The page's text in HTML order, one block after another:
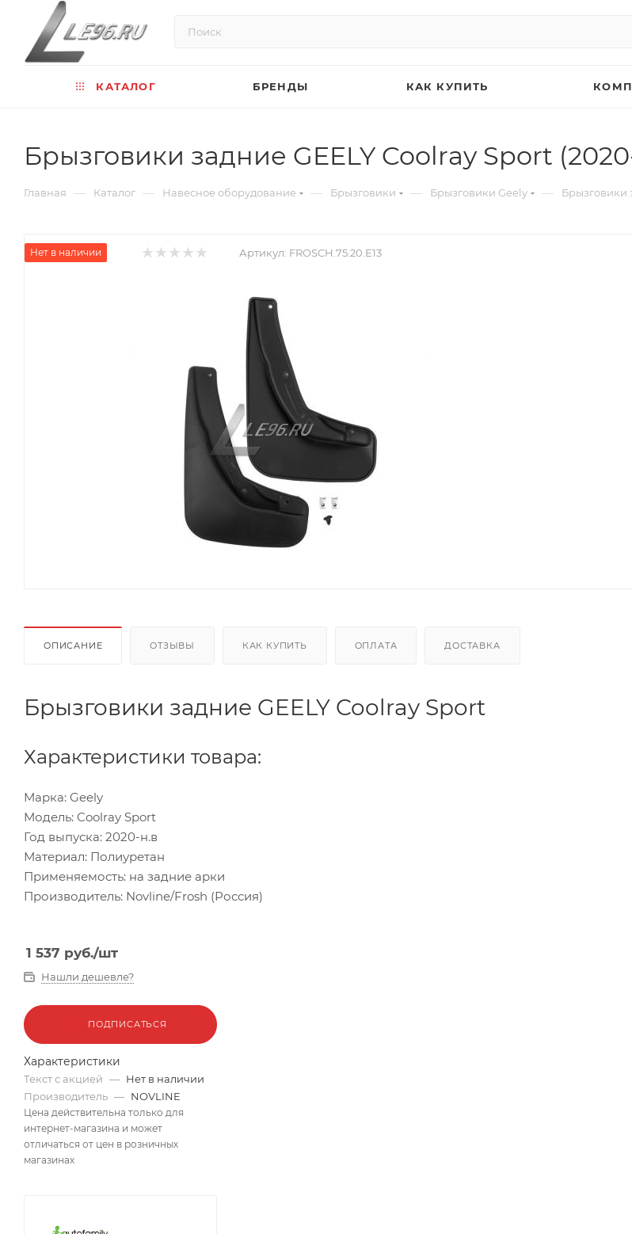
КАТАЛОГ БРЕНДЫ КАК КУПИТЬ
Брызговики задние GEELY Coolray Sport
Главная — Каталог — Навесное оборудование — Брызговики — Брызговики Geely — Брызговики
Нет в наличии Артикул: FROSCH.75.20.E13
ОПИСАНИЕ ОТЗЫВЫ КАК КУПИТЬ ОПЛАТА ДОСТАВКА
Брызговики задние GEELY Coolray Sport
Характеристики товара:
Марка: Geely
Модель: Coolray Sport
Год выпуска: 2020-н.в
Материал: Полиуретан
Применяемость: на задние арки
Производитель: Novline/Frosh (Россия)
1 537 руб./шт
Нашли дешевле?
ПОДПИСАТЬСЯ
Характеристики
Текст с акцией — Нет в наличии
Производитель — NOVLINE
Цена действительна только для
интернет-магазина и может
отличаться от цен в розничных
магазинах